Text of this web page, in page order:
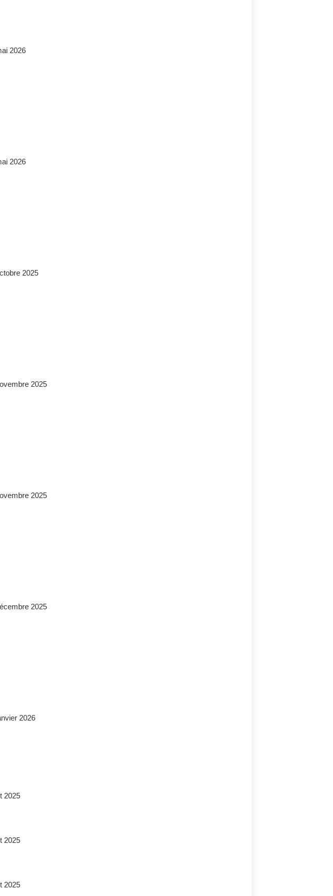
2026
2026
2025
2025
2025
2025
2026
2025
2025
2025